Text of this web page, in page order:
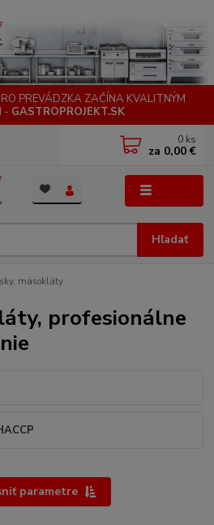
PREVÁDZKA ZAČÍNA KVALITNÝM
- GASTROPROJEKT.SK
Hľadať
0 ks
za 0,00 €
mäsokláty
profesionálne
parametre